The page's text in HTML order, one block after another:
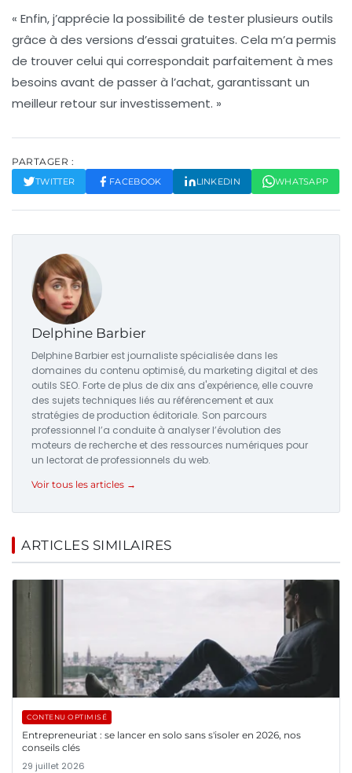
« Enfin, j’apprécie la possibilité de tester plusieurs outils
grâce à des versions d’essai gratuites. Cela m’a permis
de trouver celui qui correspondait parfaitement à mes
besoins avant de passer à l’achat, garantissant un
meilleur retour sur investissement. »
PARTAGER :
TWITTER FACEBOOK LINKEDIN WHATSAPP
Delphine Barbier
Delphine Barbier est journaliste spécialisée dans les
domaines du contenu optimisé, du marketing digital et des
outils SEO. Forte de plus de dix ans d'expérience, elle couvre
des sujets techniques liés au référencement et aux
stratégies de production éditoriale. Son parcours
professionnel l’a conduite à analyser l’évolution des
moteurs de recherche et des ressources numériques pour
un lectorat de professionnels du web.
Voir tous les articles →
ARTICLES SIMILAIRES
CONTENU OPTIMISÉ
Entrepreneuriat : se lancer en solo sans s'isoler en 2026, nos
conseils clés
29 juillet 2026